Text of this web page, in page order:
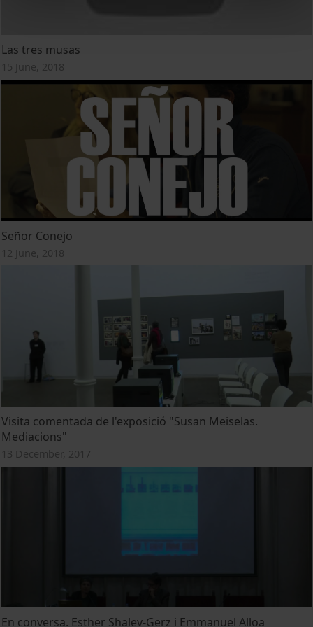
Las tres musas
15 June, 2018
Señor Conejo
12 June, 2018
Visita comentada de l'exposició "Susan Meiselas.
Mediacions"
13 December, 2017
En conversa. Esther Shalev-Gerz i Emmanuel Alloa